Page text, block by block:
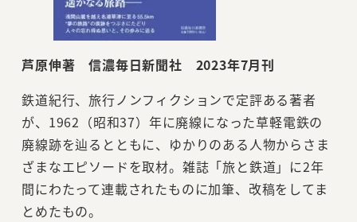
芦原伸著 信濃毎日新聞社 2023年7月刊
鉄道紀行、旅行ノンフィクションで定評ある著者
が、1962（昭和37）年に廃線になった草軽電鉄の
廃線跡を辿るとともに、ゆかりのある人物からさま
ざまなエピソードを取材。雑誌「旅と鉄道」に2年
間にわたって連載されたものに加筆、改稿をしてま
とめたもの。